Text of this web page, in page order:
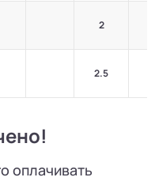
2
2.5
оплачивать